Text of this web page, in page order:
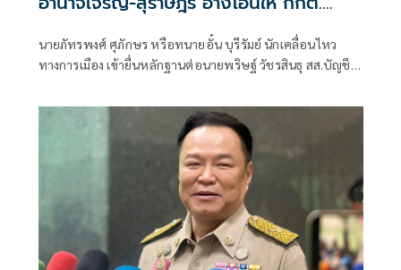
นายภัทรพงศ์ ศุภักษร หรือทนายอั๋น บุรีรัมย์ นักเคลื่อนไหว
ทางการเมือง เข้ายื่นหลักฐานต่อนายพริษฐ์ วัชรสินธุ สส.บัญชี
กรรมการประสานงานพรรคร่วมฝ่ายค้าน (วิปฝ่ายค้าน)